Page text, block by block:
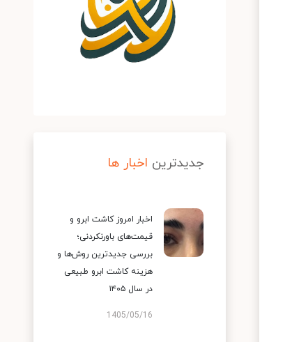
جدیدترین اخبار ها
اخبار امروز کاشت ابرو و
قیمت‌های باورنکردنی؛
بررسی جدیدترین روش‌ها و
هزینه کاشت ابرو طبیعی
در سال ۱۴۰۵
1405/05/16